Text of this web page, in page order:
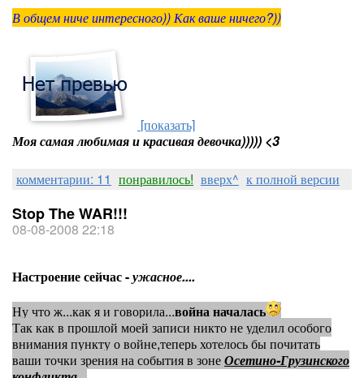
В общем ниче интересного)) Как ваше ничего?))
[показать]
Моя самая любимая и красивая девочка))))) <3
комментарии: 11 понравилось! вверх^ к полной версии
Stop The WAR!!!
08-08-2008 22:18
Настроение сейчас -ужасное....
Ну что ж...как я и говорила...война началась
Так как в прошлой моей записи никто не уделил особого
внимания пункту о войне,теперь хотелось бы почитать
ваши точки зрения на события в зонеОсетино-Грузинского